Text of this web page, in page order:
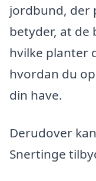
jordbund, der
betyder, at de
hvilke planter
hvordan du
din have.
Derudover
Snertinge